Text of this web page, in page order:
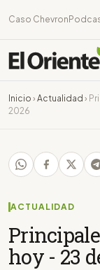
Caso Chevron
Inicio › Actualidad ›
2026
ACTUALIDAD
hoy - 23